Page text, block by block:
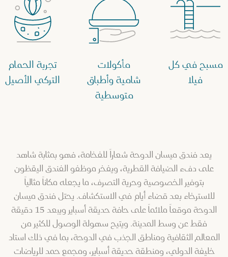
مسبح في كل
فيلا
مأكولات
شامية وأطباق
متوسطية
تجربة الحمام
التركي الأصيل
يعد فندق ميسان الدوحة شعاراً للفخامة، فهو بمثابة شاهد
على دفء الضيافة القطرية، ويفخر موظفو الفندق اليقظون
بتوفير الخصوصية وحرية التصرف، ما يجعله مكاناً مثالياً
للاسترخاء بعد قضاء أيام في الاستكشاف. يحتل فندق ميسان
الدوحة موقعاً ملائماً على حافة حديقة أسباير ويبعد 15 دقيقة
فقط عن وسط المدينة. ويتيح سهولة الوصول للكثير من
المعالم الثقافية ومناطق الجذب في الدوحة، بما في ذلك استاد
خليفة الدولي، ومنطقة حديقة أسباير، ومجمع حمد للرياضات